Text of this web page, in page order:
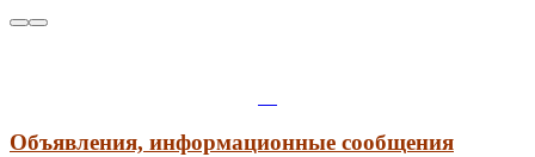
Объявления, информационные сообщения